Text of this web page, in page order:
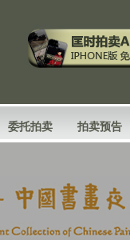
委托拍卖 拍卖预告